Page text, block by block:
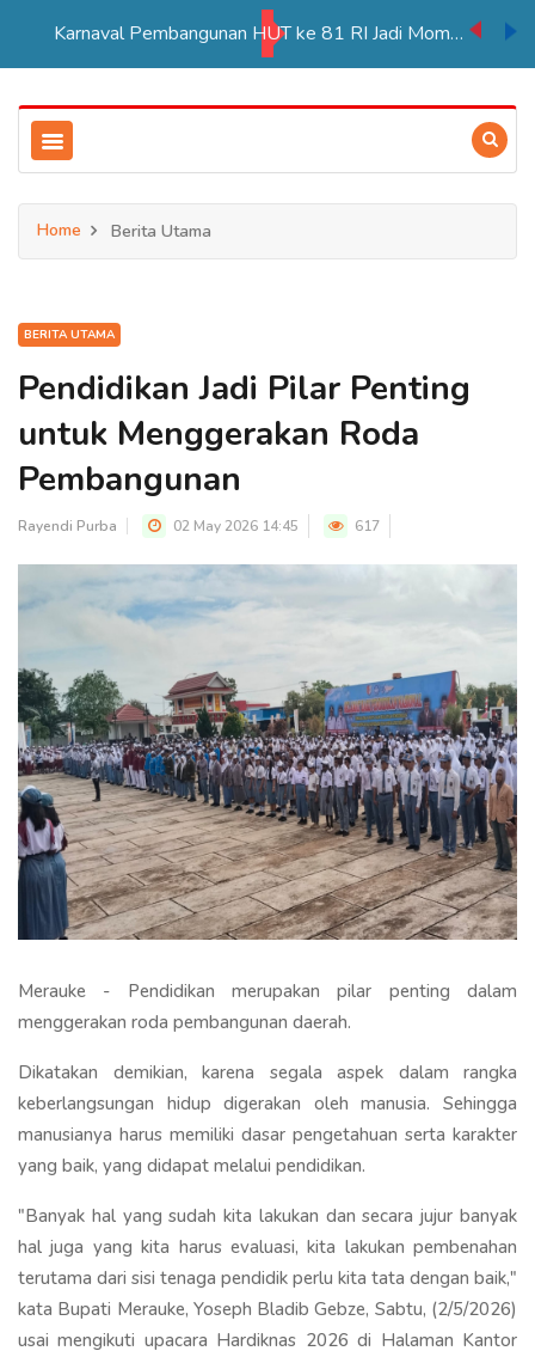
Karnaval Pembangunan HUT ke 81 RI Jadi Momentum Perkuat Persatuan di Merauke
Home Berita Utama
BERITA UTAMA
Pendidikan Jadi Pilar Penting
untuk Menggerakan Roda
Pembangunan
Rayendi Purba 02 May 2026 14:45 617
Merauke - Pendidikan merupakan pilar penting dalam
menggerakan roda pembangunan daerah.
Dikatakan demikian, karena segala aspek dalam rangka
keberlangsungan hidup digerakan oleh manusia. Sehingga
manusianya harus memiliki dasar pengetahuan serta karakter
yang baik, yang didapat melalui pendidikan.
"Banyak hal yang sudah kita lakukan dan secara jujur banyak
hal juga yang kita harus evaluasi, kita lakukan pembenahan
terutama dari sisi tenaga pendidik perlu kita tata dengan baik,"
kata Bupati Merauke, Yoseph Bladib Gebze, Sabtu, (2/5/2026)
usai mengikuti upacara Hardiknas 2026 di Halaman Kantor